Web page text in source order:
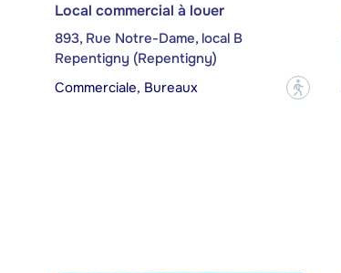
Local commercial à louer
893, Rue Notre-Dame, local B
Repentigny (Repentigny)
Commerciale, Bureaux
?